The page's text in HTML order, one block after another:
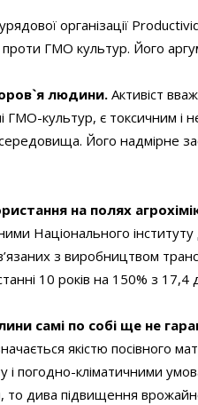
організації
ГМО культур. Його
людини.Активіст
ГМО-культур, є токсичним і
Його надмірне
на полях
Національного
з виробництвом
10 років на 150% з 17,4
самі по собі ще не
якістю посівного
і погодно-кліматичними
то дива підвищення